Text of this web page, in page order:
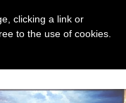
clicking a link or
to the use of cookies.